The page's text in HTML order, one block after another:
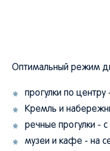
Оптимальный режим
прогулки по
Кремль и
речные прогулки -
музеи и кафе - на